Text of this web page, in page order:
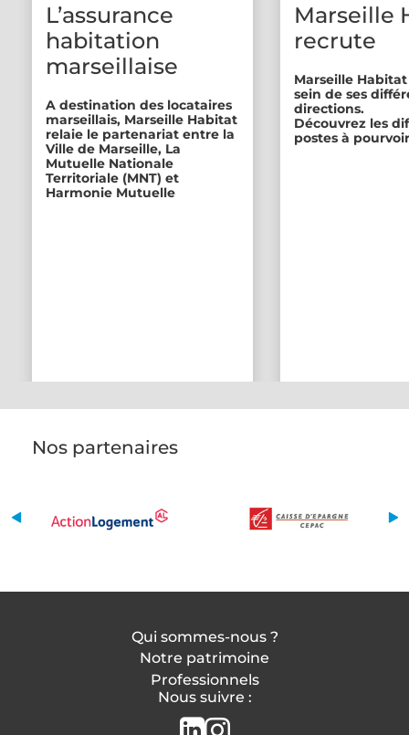
L’assurance
habitation
marseillaise
A destination des locataires
marseillais, Marseille Habitat
relaie le partenariat entre la
Ville de Marseille, La
Mutuelle Nationale
Territoriale (MNT) et
Harmonie Mutuelle
Marseille
recrute
Marseille
sein de ses
directions.
Découvrez les
postes à
Nos partenaires
Qui sommes-nous ?
Notre patrimoine
Professionnels
Nous suivre :